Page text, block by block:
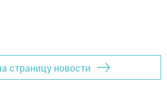
страницу новости